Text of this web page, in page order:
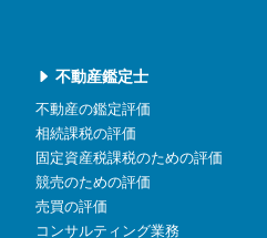
不動産鑑定士
不動産の鑑定評価
相続課税の評価
固定資産税課税のための評価
競売のための評価
売買の評価
コンサルティング業務